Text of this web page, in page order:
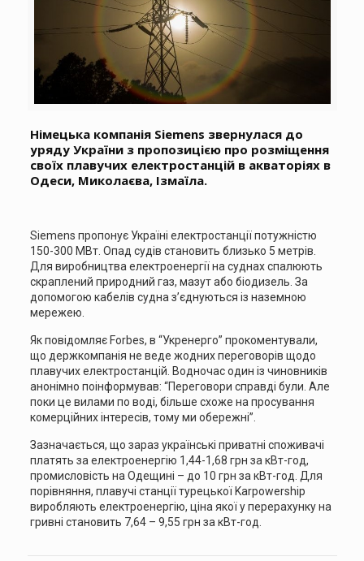
Німецька компанія Siemens звернулася до
уряду України з пропозицією про розміщення
своїх плавучих електростанцій в акваторіях в
Одеси, Миколаєва, Ізмаїла.
Siemens пропонує Україні електростанції потужністю
150-300 МВт. Опад судів становить близько 5 метрів.
Для виробництва електроенергії на суднах спалюють
скраплений природний газ, мазут або біодизель. За
допомогою кабелів судна з’єднуються із наземною
мережею.
Як повідомляє Forbes, в “Укренерго” прокоментували,
що держкомпанія не веде жодних переговорів щодо
плавучих електростанцій. Водночас один із чиновників
анонімно поінформував: “Переговори справді були. Але
поки це вилами по воді, більше схоже на просування
комерційних інтересів, тому ми обережні”.
Зазначається, що зараз українські приватні споживачі
платять за електроенергію 1,44-1,68 грн за кВт-год,
промисловість на Одещині – до 10 грн за кВт-год. Для
порівняння, плавучі станції турецької Karpowership
виробляють електроенергію, ціна якої у перерахунку на
гривні становить 7,64 – 9,55 грн за кВт-год.